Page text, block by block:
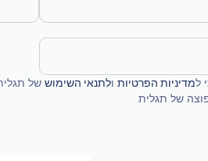
למדיניות הפרטיות ולתנאי השימוש של
של תגלית